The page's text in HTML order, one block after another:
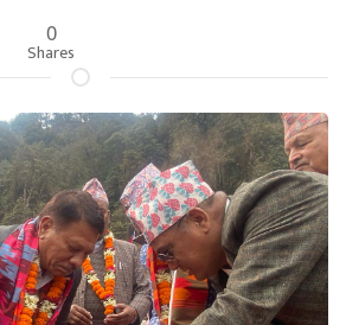
0
Shares